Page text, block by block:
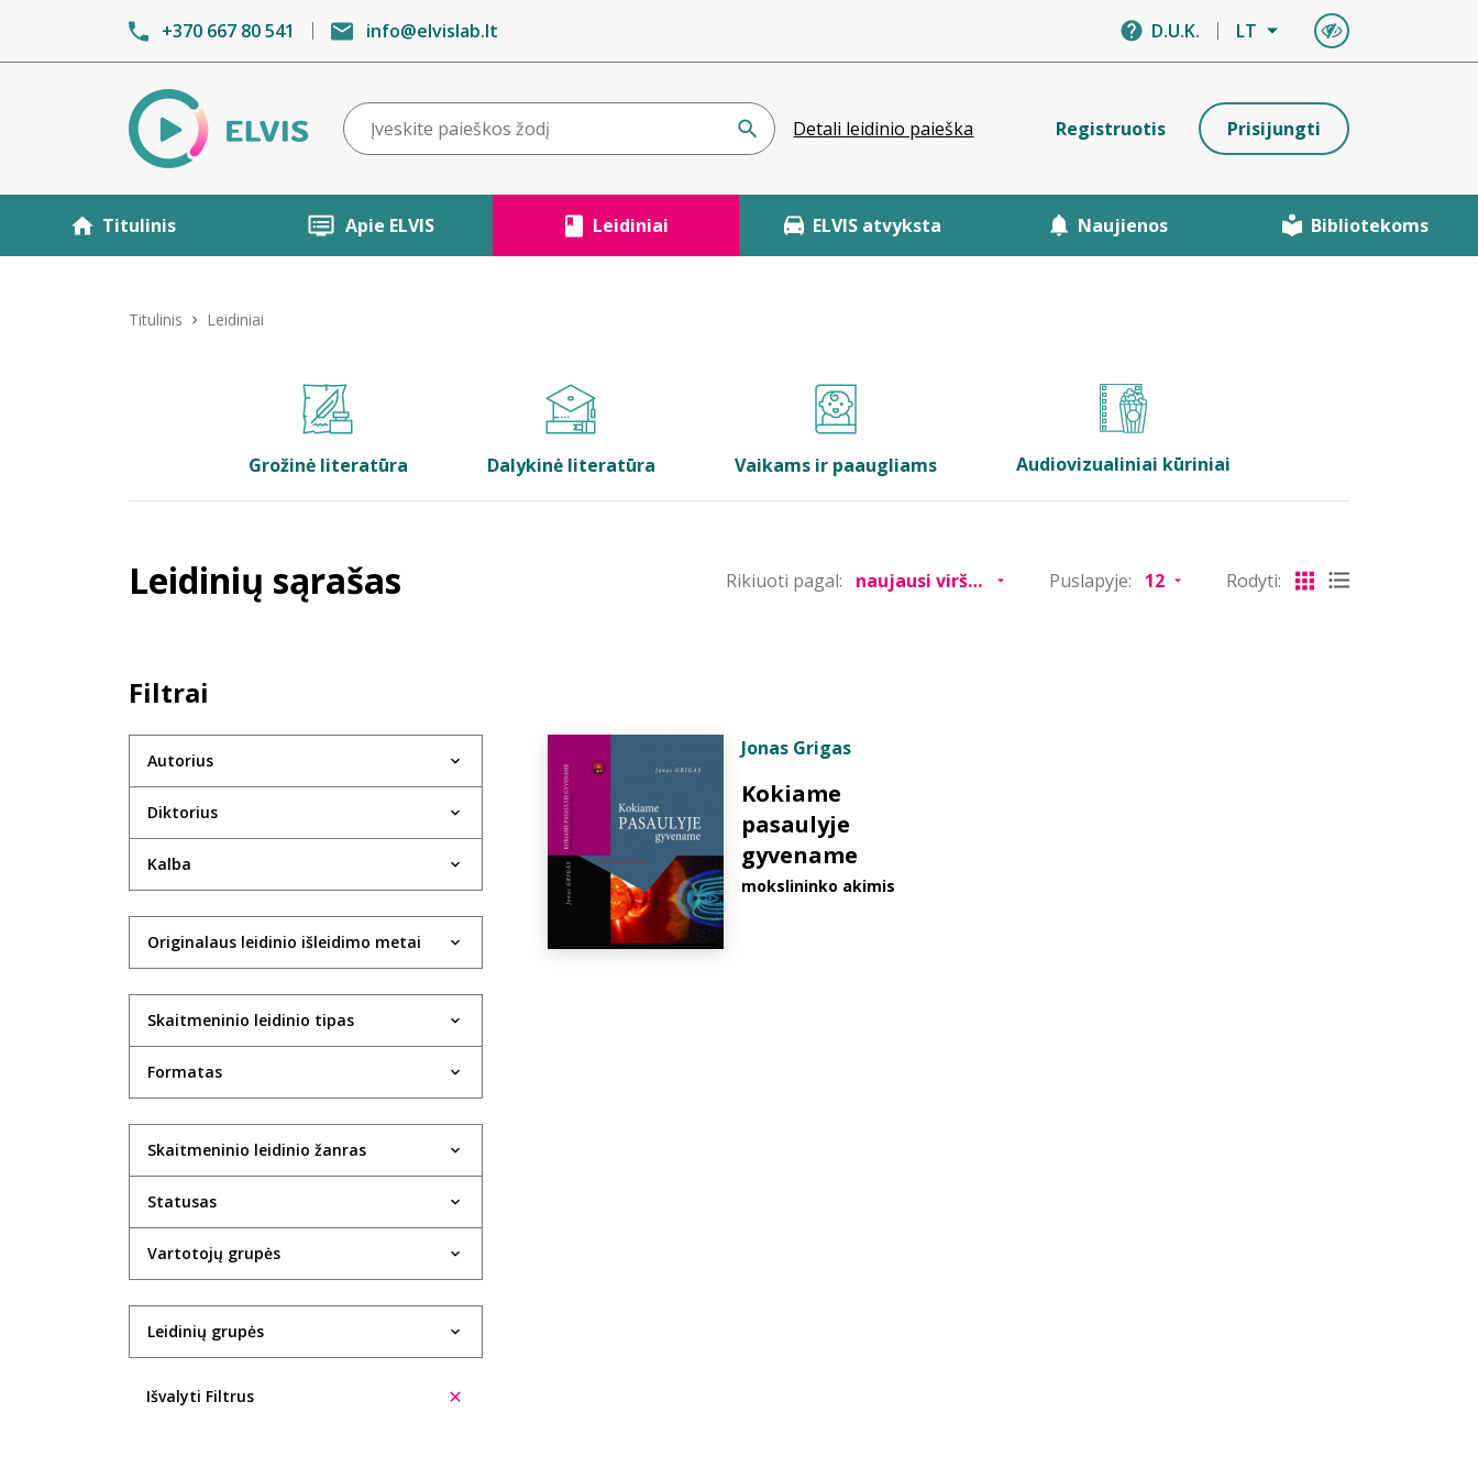
+370 667 80 541 info@elvislab.lt D.U.K. LT
Detali leidinio paieška Registruotis Prisijungti
Titulinis Apie ELVIS Leidiniai ELVIS atvyksta Naujienos Bibliotekoms
Titulinis Leidiniai
Grožinė literatūra Dalykinė literatūra Vaikams ir paaugliams Audiovizualiniai kūriniai
Leidinių sąrašas Rikiuoti pagal: Puslapyje: Rodyti:
Filtrai
Autorius
Diktorius
Kalba
Originalaus leidinio išleidimo metai
Skaitmeninio leidinio tipas
Formatas
Skaitmeninio leidinio žanras
Statusas
Vartotojų grupės
Leidinių grupės
Išvalyti Filtrus
Jonas Grigas
Kokiame
pasaulyje
gyvename
mokslininko akimis